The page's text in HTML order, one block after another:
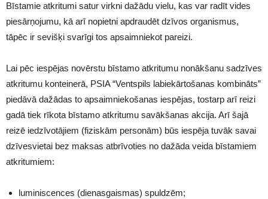
Bīstamie atkritumi satur virkni dažādu vielu, kas var radīt vides
piesārņojumu, kā arī nopietni apdraudēt dzīvos organismus,
tāpēc ir sevišķi svarīgi tos apsaimniekot pareizi.
Lai pēc iespējas novērstu bīstamo atkritumu nonākšanu sadzīves
atkritumu konteinerā, PSIA “Ventspils labiekārtošanas kombināts”
piedāvā dažādas to apsaimniekošanas iespējas, tostarp arī reizi
gadā tiek rīkota bīstamo atkritumu savākšanas akcija. Arī šajā
reizē iedzīvotājiem (fiziskām personām) būs iespēja tuvāk savai
dzīvesvietai bez maksas atbrīvoties no dažāda veida bīstamiem
atkritumiem:
luminiscences (dienasgaismas) spuldzēm;